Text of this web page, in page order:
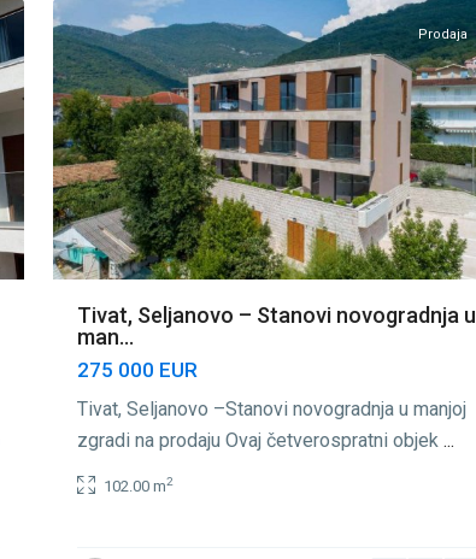
Prodaja
Tivat, Seljanovo – Stanovi novogradnja u
man...
275 000 EUR
Tivat, Seljanovo –Stanovi novogradnja u manjoj
zgradi na prodaju Ovaj četverospratni objek ...
102.00 m2